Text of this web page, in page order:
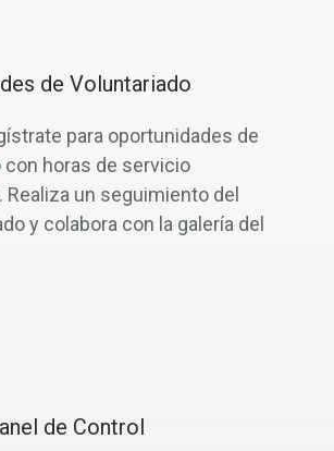
de Voluntariado
para oportunidades de
con horas de servicio
un seguimiento del
y colabora con la galería del
de Control